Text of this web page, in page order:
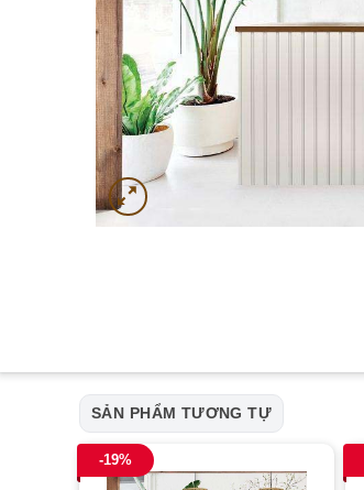
SẢN PHẨM TƯƠNG TỰ
-19%